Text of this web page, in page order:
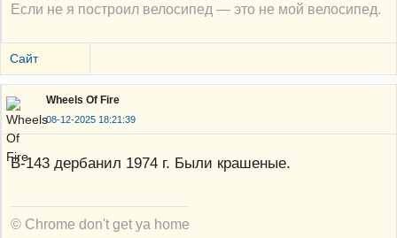
Если не я построил велосипед — это не мой велосипед.
Сайт
Wheels Of Fire
08-12-2025 18:21:39
В-143 дербанил 1974 г. Были крашеные.
© Chrome don't get ya home